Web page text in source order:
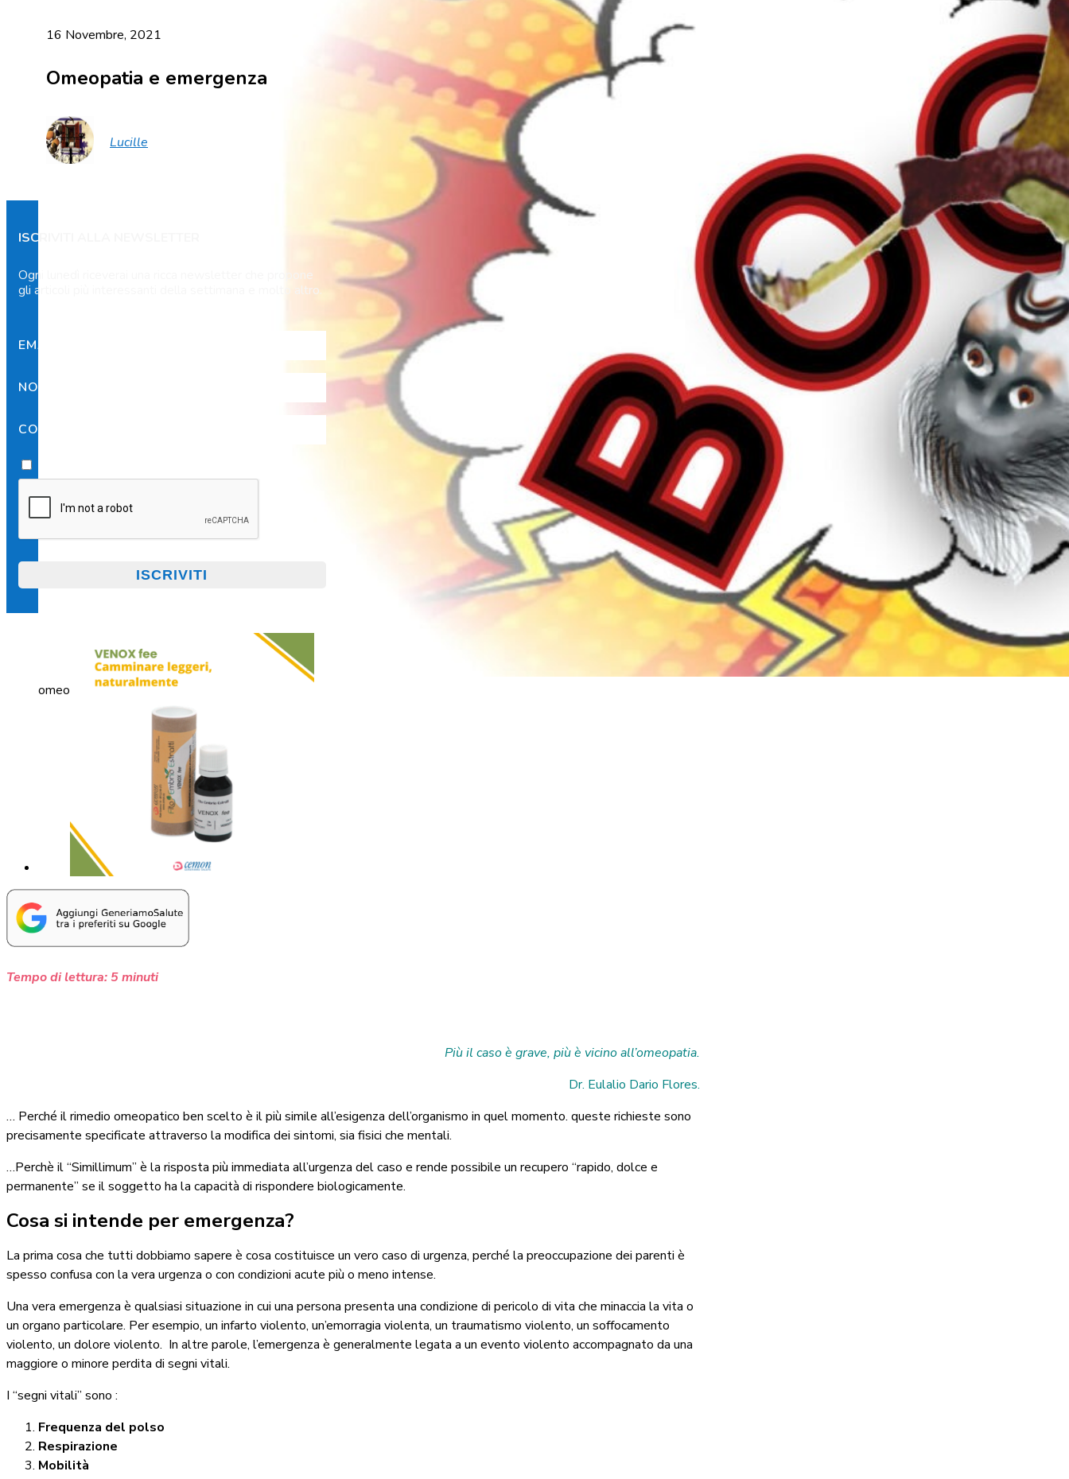
omeopata in emergenza
16 Novembre, 2021
Omeopatia e emergenza
Lucille
ISCRIVITI ALLA NEWSLETTER
Ogni lunedì riceverai una ricca newsletter che propone
gli articoli più interessanti della settimana e molto altro.
EMAIL*
NOME
COGNOME
Tempo di lettura: 5minuti
Più il caso è grave, più è vicino all’omeopatia.
Dr. Eulalio Dario Flores.
… Perché il rimedio omeopatico ben scelto è il più simile all’esigenza dell’organismo in quel momento. queste richieste sono
precisamente specificate attraverso la modifica dei sintomi, sia fisici che mentali.
…Perchè il “Simillimum” è la risposta più immediata all’urgenza del caso e rende possibile un recupero “rapido, dolce e
permanente” se il soggetto ha la capacità di rispondere biologicamente.
Cosa si intende per emergenza?
La prima cosa che tutti dobbiamo sapere è cosa costituisce un vero caso di urgenza, perché la preoccupazione dei parenti è
spesso confusa con la vera urgenza o con condizioni acute più o meno intense.
Una vera emergenza è qualsiasi situazione in cui una persona presenta una condizione di pericolo di vita che minaccia la vita o
un organo particolare. Per esempio, un infarto violento, un’emorragia violenta, un traumatismo violento, un soffocamento
violento, un dolore violento. In altre parole, l’emergenza è generalmente legata a un evento violento accompagnato da una
maggiore o minore perdita di segni vitali.
I “segni vitali” sono :
Frequenza del polso
Respirazione
Mobilità